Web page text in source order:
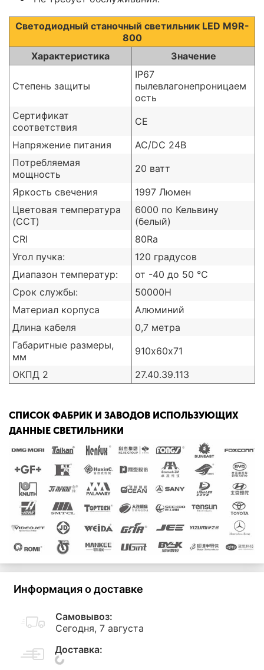
Светодиодный станочный светильник LED M9R-
800
Характеристика
Значение
Степень защиты
IP67
пылевлагонепроницаем
ость
Сертификат
соответствия
CE
Напряжение питания
AC/DC 24В
Потребляемая
мощность
20 ватт
Яркость свечения
1997 Люмен
Цветовая температура
(CCT)
6000 по Кельвину
(белый)
CRI
80Ra
Угол пучка:
120 градусов
Диапазон температур:
от -40 до 50 ℃
Срок службы:
50000H
Материал корпуса
Алюминий
Длина кабеля
0,7 метра
Габаритные размеры,
мм
910х60х71
ОКПД 2
27.40.39.113
СПИСОК ФАБРИК И ЗАВОДОВ ИСПОЛЬЗУЮЩИХ
ДАННЫЕ СВЕТИЛЬНИКИ
Информация о доставке
Самовывоз:
Сегодня, 7 августа
Доставка: